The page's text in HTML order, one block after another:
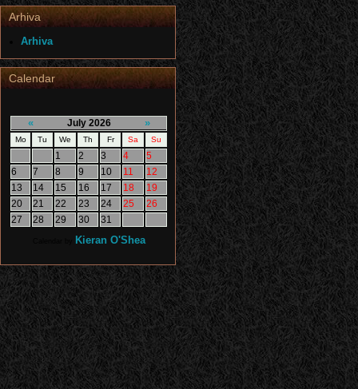
Arhiva
Arhiva
Calendar
« July 2026 »
Mo Tu We Th Fr Sa Su
1 2 3 4
5
6
7 8 9 10 11
12
13
14 15 16 17 18
19
20
21 22 23 24 25
26
27
28 29 30 31
Kieran O'Shea